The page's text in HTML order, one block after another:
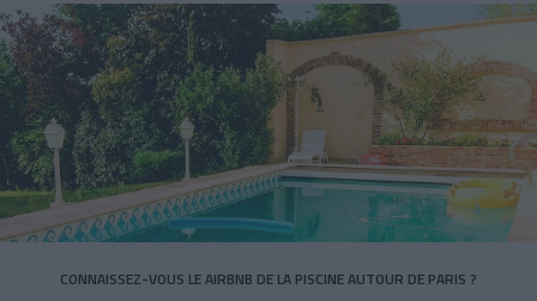
CONNAISSEZ-VOUS LE AIRBNB DE LA PISCINE AUTOUR DE PARIS ?